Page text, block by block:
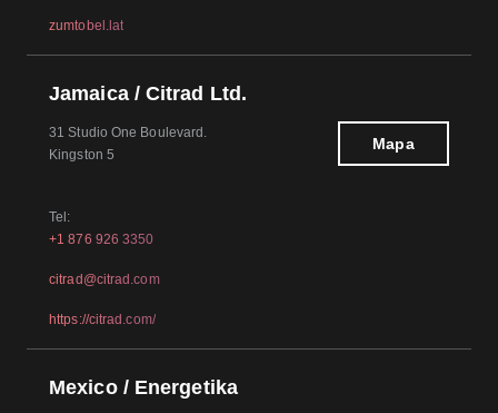
zumtobel.lat
Jamaica / Citrad Ltd.
31 Studio One Boulevard.
Kingston 5
Mapa
Tel:
+1 876 926 3350
citrad@citrad.com
https://citrad.com/
Mexico / Energetika